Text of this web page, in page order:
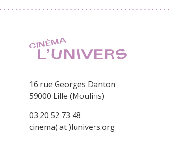
16 rue Georges Danton
59000 Lille (Moulins)
03 20 52 73 48
cinema( at )lunivers.org